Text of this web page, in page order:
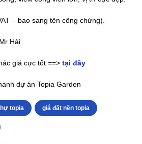
– bao sang tên công chứng).
Hải
giá cực tốt ==> tại đây
dự án Topia Garden
topia giá đất nền topia